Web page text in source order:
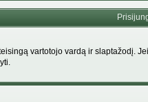
vartotojo vardą ir slaptažodį.